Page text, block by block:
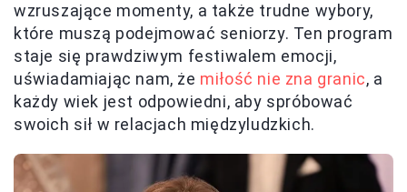
wzruszające momenty, a także trudne wybory,
które muszą podejmować seniorzy. Ten program
staje się prawdziwym festiwalem emocji,
uświadamiając nam, że miłość nie zna granic, a
każdy wiek jest odpowiedni, aby spróbować
swoich sił w relacjach międzyludzkich.